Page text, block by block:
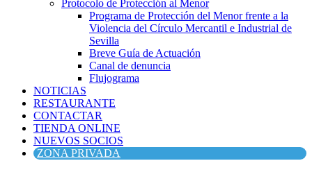
Protocolo de Protección al Menor
Programa de Protección del Menor frente a la
Violencia del Círculo Mercantil e Industrial de
Sevilla
Breve Guía de Actuación
Canal de denuncia
Flujograma
NOTICIAS
RESTAURANTE
CONTACTAR
TIENDA ONLINE
NUEVOS SOCIOS
ZONA PRIVADA